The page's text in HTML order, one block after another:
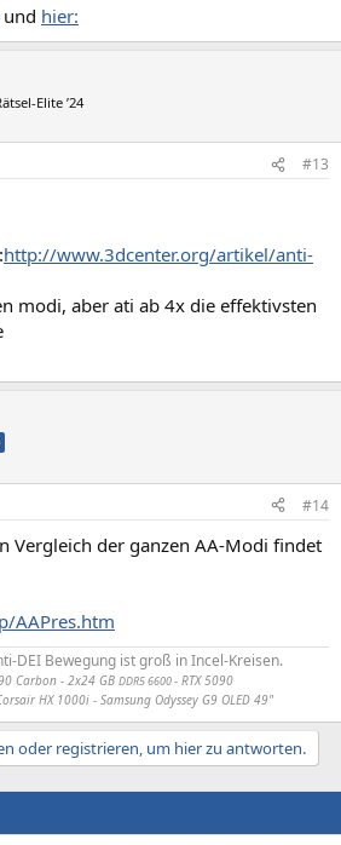
und hier:
Elite ’24
#13
http://www.3dcenter.org/artikel/anti-
modi, aber ati ab 4x die effektivsten
#14
Vergleich der ganzen AA-Modi findet
AAPres.htm
DEI Bewegung ist groß in Incel-Kreisen.
Carbon - 2x24 GB DDR5 6600- RTX 5090
HX 1000i - Samsung Odyssey G9 OLED 49"
oder registrieren, um hier zu antworten.